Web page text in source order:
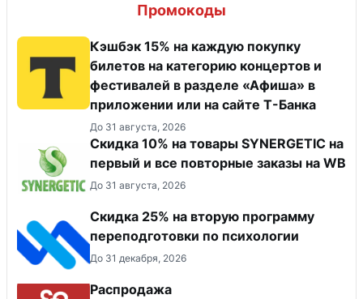
Промокоды
Кэшбэк 15% на каждую покупку
билетов на категорию концертов и
фестивалей в разделе «Афиша» в
приложении или на сайте Т-Банка
До 31 августа, 2026
Скидка 10% на товары SYNERGETIC на
первый и все повторные заказы на WB
До 31 августа, 2026
Скидка 25% на вторую программу
переподготовки по психологии
До 31 декабря, 2026
Распродажа